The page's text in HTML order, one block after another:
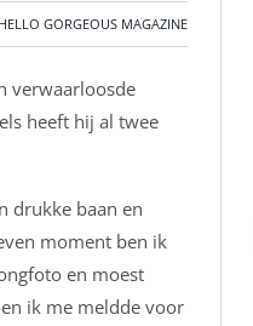
GORGEOUS MAGAZINE
verwaarloosde
heeft hij al twee
drukke baan en
moment ben ik
en moest
ik me meldde voor